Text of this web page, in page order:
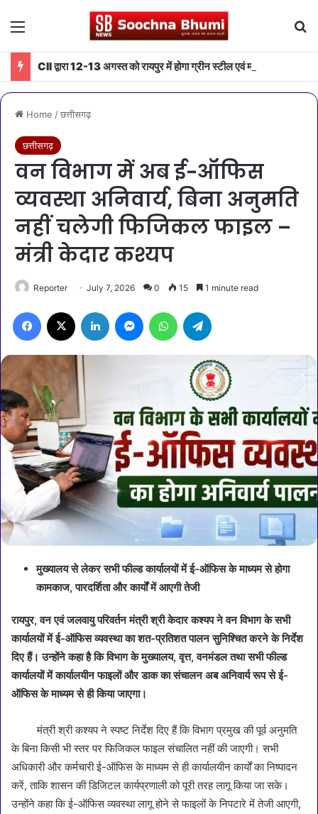
Menu
Home /छत्तीसगढ़
छत्तीसगढ़
वन विभाग में अब ई-ऑफिस
व्यवस्था अनिवार्य, बिना अनुमति
नहीं चलेगी फिजिकल फाइल –
मंत्री केदार कश्यप
Reporter July 7, 2026 0 15 1 minute read
Facebook LinkedIn MessengerWhatsApp
मुख्यालय से लेकर सभी फील्ड कार्यालयों में ई-ऑफिस के माध्यम से होगा
कामकाज, पारदर्शिता और कार्यों में आएगी तेजी
रायपुर, वन एवं जलवायु परिवर्तन मंत्री श्री केदार कश्यप ने वन विभाग के सभी
कार्यालयों में ई-ऑफिस व्यवस्था का शत-प्रतिशत पालन सुनिश्चित करने के निर्देश
दिए हैं। उन्होंने कहा है कि विभाग के मुख्यालय, वृत्त, वनमंडल तथा सभी फील्ड
कार्यालयों में कार्यालयीन फाइलों और डाक का संचालन अब अनिवार्य रूप से ई-
ऑफिस के माध्यम से ही किया जाएगा।
मंत्री श्री कश्यप ने स्पष्ट निर्देश दिए हैं कि विभाग प्रमुख की पूर्व अनुमति
के बिना किसी भी स्तर पर फिजिकल फाइल संचालित नहीं की जाएगी। सभी
अधिकारी और कर्मचारी ई-ऑफिस के माध्यम से ही कार्यालयीन कार्यों का निष्पादन
करें, ताकि शासन की डिजिटल कार्यप्रणाली को पूरी तरह लागू किया जा सके।
उन्होंने कहा कि ई-ऑफिस व्यवस्था लागू होने से फाइलों के निपटारे में तेजी आएगी,